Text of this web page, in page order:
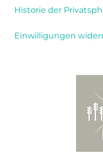
Historie der
Einwilligungen